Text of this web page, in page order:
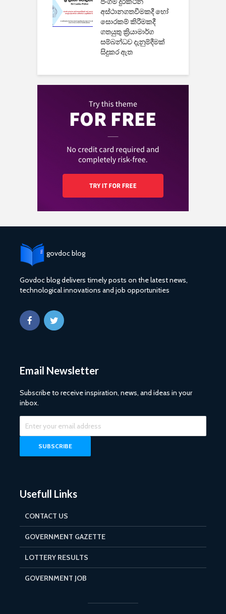
අස්ථානගතවීමකදී හෝ
සොරකම් කිරීමකදී
ගතයුතු ක්‍රියාමාර්ග
සම්බන්ධව දැනුම්දීමක්
සිදුකර ඇත
govdoc blog
Govdoc blog delivers timely posts on the latest news,
technological innovations and job opportunities
Email Newsletter
Subscribe to receive inspiration, news, and ideas in your
inbox.
Usefull Links
CONTACT US
GOVERNMENT GAZETTE
LOTTERY RESULTS
GOVERNMENT JOB